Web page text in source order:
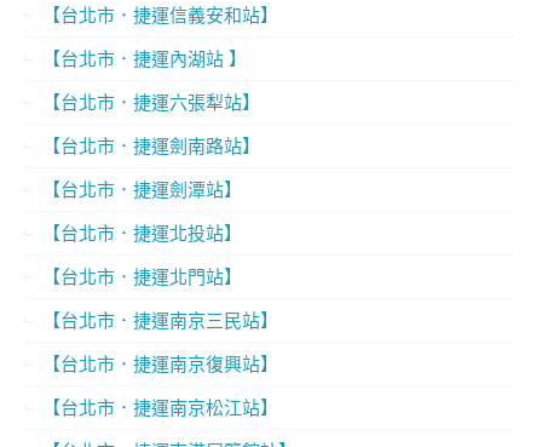
【台北市．捷運信義安和站】
【台北市．捷運內湖站 】
【台北市．捷運六張犁站】
【台北市．捷運劍南路站】
【台北市．捷運劍潭站】
【台北市．捷運北投站】
【台北市．捷運北門站】
【台北市．捷運南京三民站】
【台北市．捷運南京復興站】
【台北市．捷運南京松江站】